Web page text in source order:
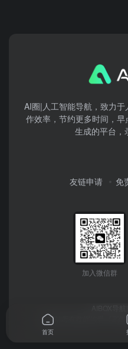
AI圈|人工智能导航，致力
作效率，节约更多时间，
生成的平台，
友链申请 免
加入微信群
本网站所有数据均受《著作
首页